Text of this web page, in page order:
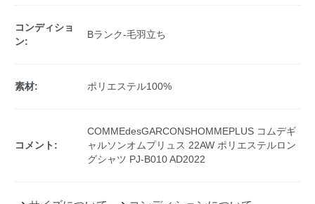
コンディショ
ン:
Bランク-毛羽立ち
素材: ポリエステル100%
コメント:
COMMEdesGARCONSHOMMEPLUS コムデギ
ャルソンオムプリュス 22AW ポリエステルロン
グシャツ PJ-B010 AD2022